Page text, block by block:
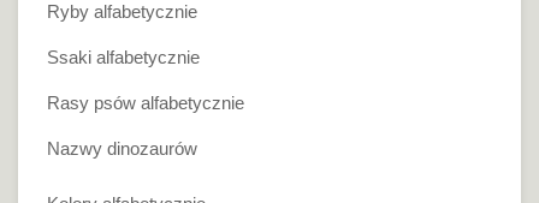
Ryby alfabetycznie
Ssaki alfabetycznie
Rasy psów alfabetycznie
Nazwy dinozaurów